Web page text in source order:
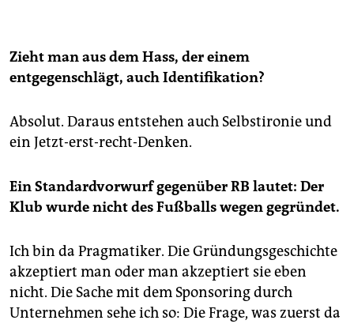
Zieht man aus dem Hass, der einem
entgegenschlägt, auch Identifikation?
Absolut. Daraus entstehen auch Selbstironie und
ein Jetzt-erst-recht-Denken.
Ein Standardvorwurf gegenüber RB lautet: Der
Klub wurde nicht des Fußballs wegen gegründet.
Ich bin da Pragmatiker. Die Gründungsgeschichte
akzeptiert man oder man akzeptiert sie eben
nicht. Die Sache mit dem Sponsoring durch
Unternehmen sehe ich so: Die Frage, was zuerst da